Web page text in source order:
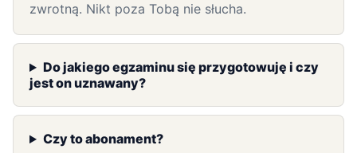
zwrotną. Nikt poza Tobą nie słucha.
Do jakiego egzaminu się przygotowuję i czy
jest on uznawany?
Czy to abonament?